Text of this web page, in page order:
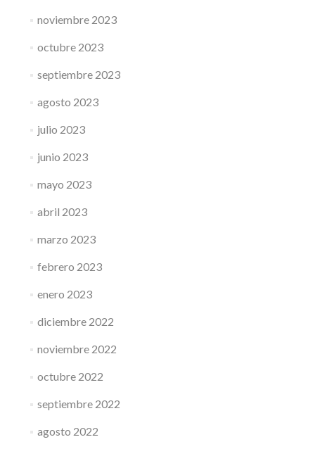
noviembre 2023
octubre 2023
septiembre 2023
agosto 2023
julio 2023
junio 2023
mayo 2023
abril 2023
marzo 2023
febrero 2023
enero 2023
diciembre 2022
noviembre 2022
octubre 2022
septiembre 2022
agosto 2022